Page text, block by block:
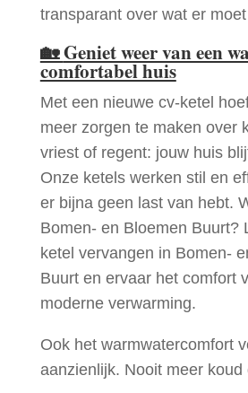
transparant over wat er
🏡Geniet weer van een
comfortabel huis
Met een nieuwe cv-ketel
meer zorgen te maken over
vriest of regent: jouw huis
Onze ketels werken stil en
er bijna geen last van hebt.
Bomen- en Bloemen Buurt?
ketel vervangen in Bomen-
Buurt en ervaar het comfort
moderne verwarming.
Ook het warmwatercomfort
aanzienlijk. Nooit meer koud